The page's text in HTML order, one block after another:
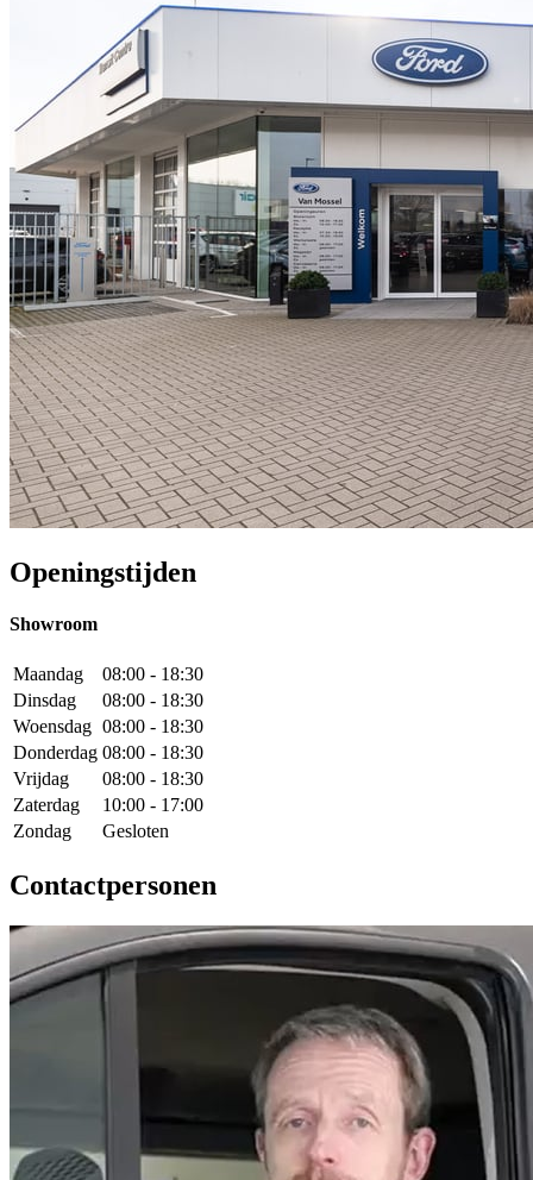
Openingstijden
Showroom
Maandag
08:00 - 18:30
Dinsdag
08:00 - 18:30
Woensdag 08:00 - 18:30
Donderdag 08:00 - 18:30
Vrijdag
08:00 - 18:30
Zaterdag
10:00 - 17:00
Zondag
Gesloten
Contactpersonen